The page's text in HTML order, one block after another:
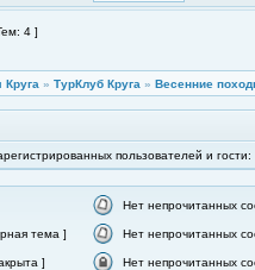
4 ]
» ТурКлуб Круга » Весенние
пользователей и гости:
Нет непрочитанных
тема ] Нет непрочитанных
] Нет непрочитанных